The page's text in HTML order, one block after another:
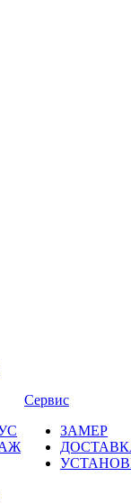
Сервис
ЗАМЕР